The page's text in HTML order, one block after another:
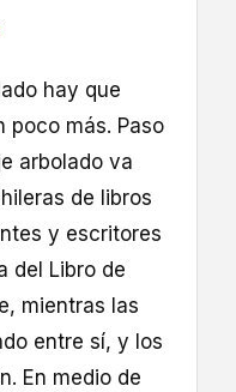
hay que
poco más. Paso
arbolado va
de libros
y escritores
del Libro de
mientras las
entre sí, y los
En medio de